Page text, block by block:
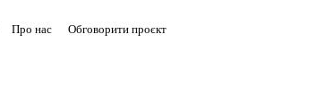
Про нас Обговорити проєкт